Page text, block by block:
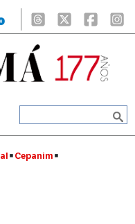
Cepanim